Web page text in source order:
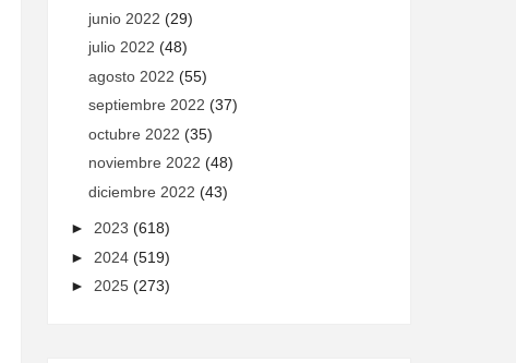
junio 2022 (29)
julio 2022 (48)
agosto 2022 (55)
septiembre 2022 (37)
octubre 2022 (35)
noviembre 2022 (48)
diciembre 2022 (43)
► 2023 (618)
► 2024 (519)
► 2025 (273)